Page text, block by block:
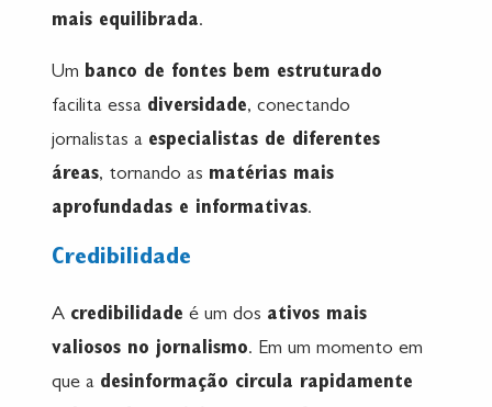
mais equilibrada.
Um banco de fontes bem estruturado
facilita essa diversidade, conectando
jornalistas a especialistas de diferentes
áreas, tornando as matérias mais
aprofundadas e informativas.
Credibilidade
A credibilidade é um dos ativos mais
valiosos no jornalismo. Em um momento em
que a desinformação circula rapidamente